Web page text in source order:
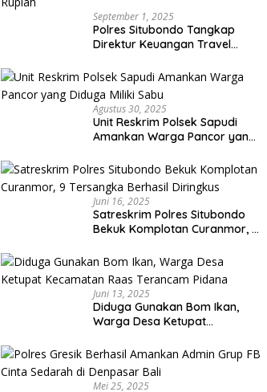
September 1, 2025
Polres Situbondo Tangkap
Direktur Keuangan Travel
Capai Miliaran Rupiah
Agustus 30, 2025
Unit Reskrim Polsek Sapudi
Amankan Warga Pancor yang
Juni 16, 2025
Satreskrim Polres Situbondo
Bekuk Komplotan Curanmor, 9
Juni 13, 2025
Diduga Gunakan Bom Ikan,
Warga Desa Ketupat
Pidana
Mei 25, 2025